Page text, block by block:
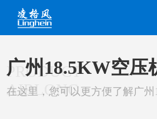
PRODUCT
AIRLONG
广州18.5KW空压
在这里，您可以更方便了解广